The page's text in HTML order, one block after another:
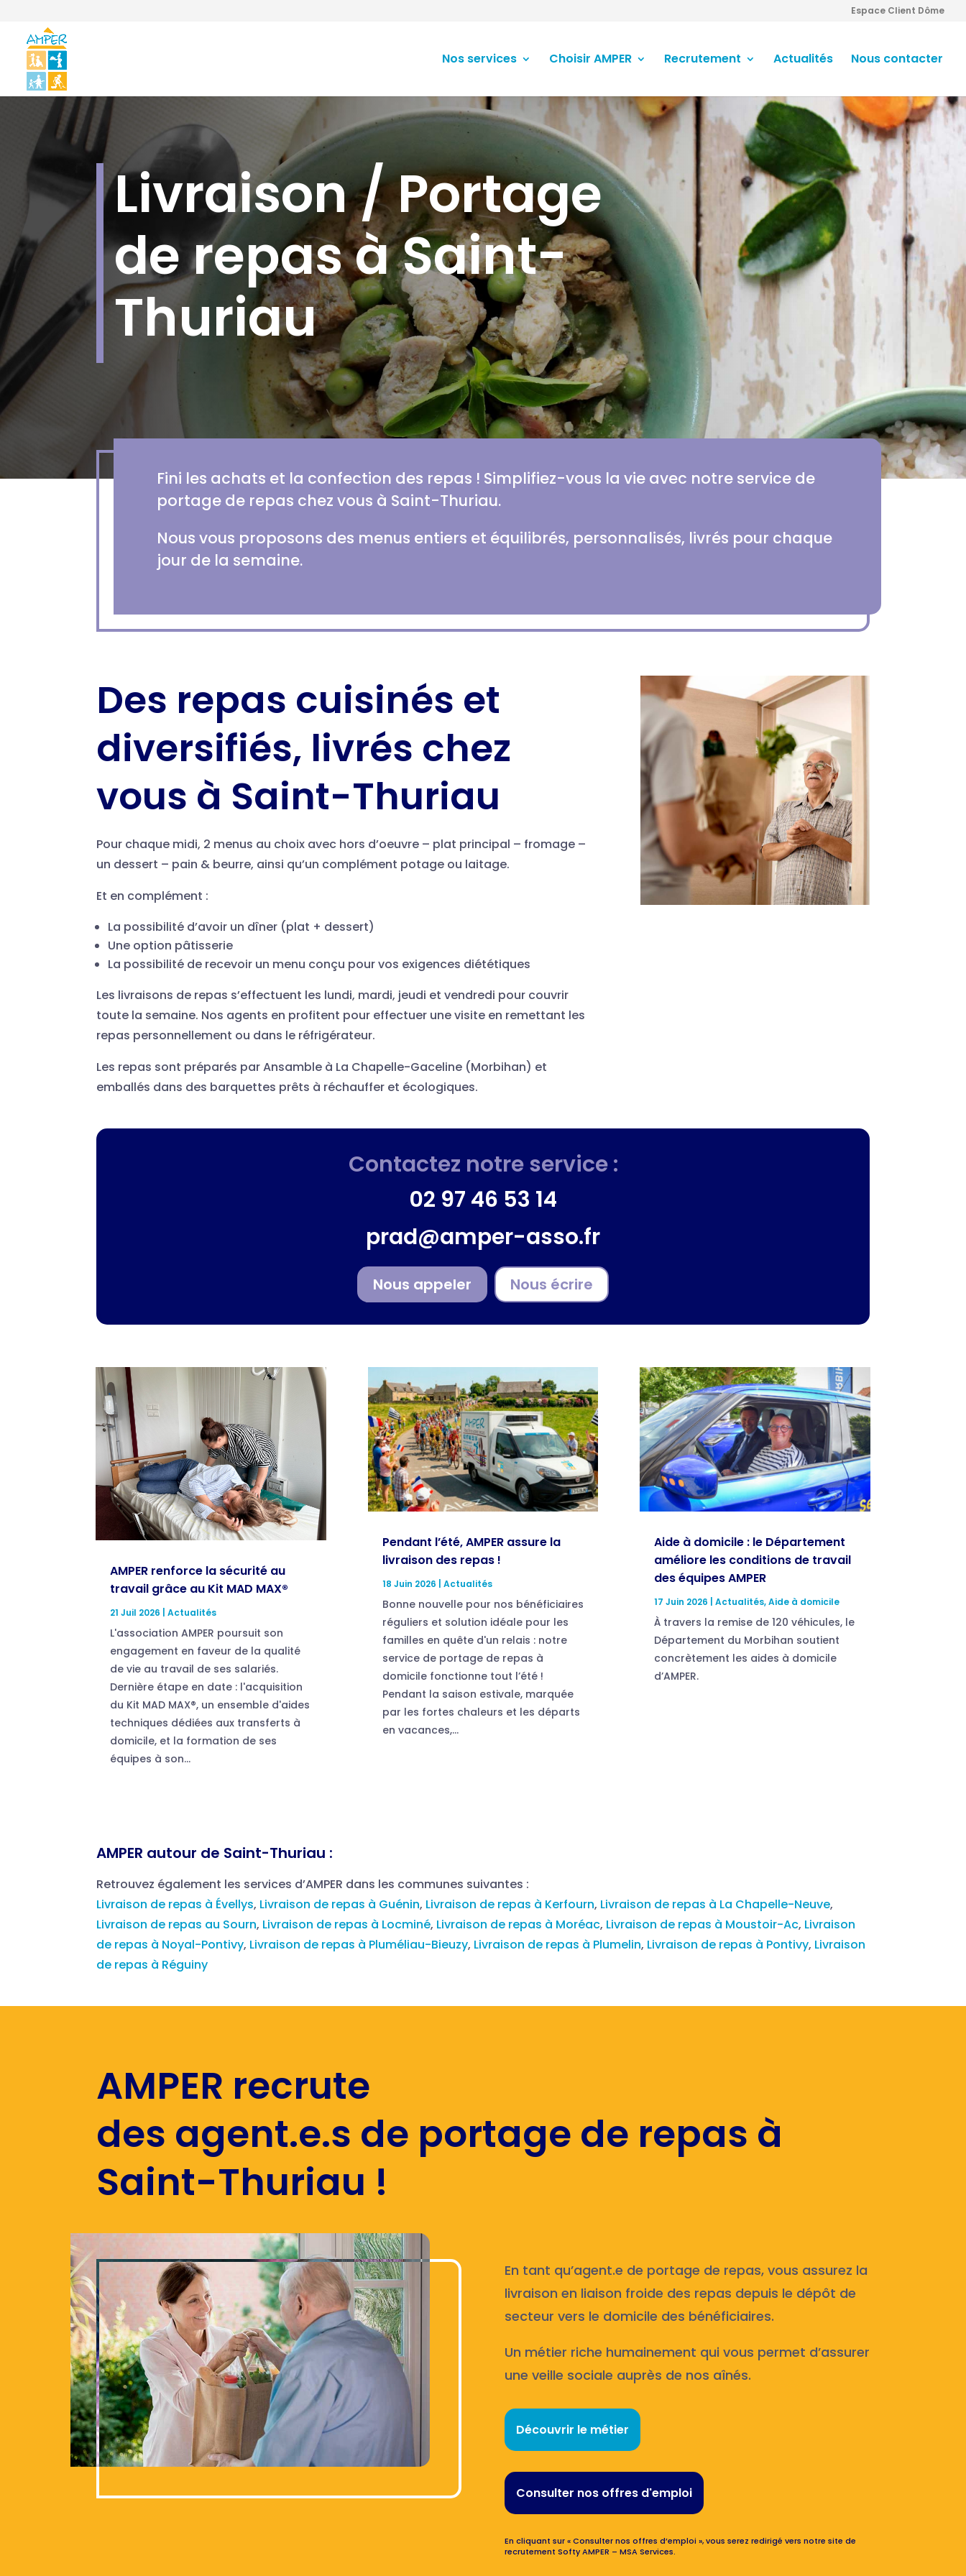
Espace Client Dôme
Nos services Choisir AMPER Recrutement Actualités Nous contacter
Livraison / Portage
de repas à Saint-
Thuriau
Fini les achats et la confection des repas ! Simplifiez-vous la vie avec notre service de
portage de repas chez vous à Saint-Thuriau.
Nous vous proposons des menus entiers et équilibrés, personnalisés, livrés pour chaque
jour de la semaine.
Des repas cuisinés et
diversifiés, livrés chez
vous à Saint-Thuriau
Pour chaque midi, 2 menus au choix avec hors d’oeuvre – plat principal – fromage –
un dessert – pain & beurre, ainsi qu’un complément potage ou laitage.
Et en complément :
La possibilité d’avoir un dîner (plat + dessert)
Une option pâtisserie
La possibilité de recevoir un menu conçu pour vos exigences diététiques
Les livraisons de repas s’effectuent les lundi, mardi, jeudi et vendredi pour couvrir
toute la semaine. Nos agents en profitent pour effectuer une visite en remettant les
repas personnellement ou dans le réfrigérateur.
Les repas sont préparés par Ansamble à La Chapelle-Gaceline (Morbihan) et
emballés dans des barquettes prêts à réchauffer et écologiques.
Contactez notre service :
02 97 46 53 14
prad@amper-asso.fr
Nous appeler Nous écrire
AMPER renforce la sécurité au
travail grâce au Kit MAD MAX®
21 Juil 2026 |Actualités
L'association AMPER poursuit son
engagement en faveur de la qualité
de vie au travail de ses salariés.
Dernière étape en date : l'acquisition
du Kit MAD MAX®, un ensemble d'aides
techniques dédiées aux transferts à
domicile, et la formation de ses
équipes à son...
Pendant l’été, AMPER assure la
livraison des repas !
18 Juin 2026 Actualités
Bonne nouvelle pour nos bénéficiaires
réguliers et solution idéale pour les
familles en quête d'un relais : notre
service de portage de repas à
domicile fonctionne tout l’été !
Pendant la saison estivale, marquée
par les fortes chaleurs et les départs
en vacances,...
Aide à domicile : le Département
améliore les conditions de travail
des équipes AMPER
17 Juin 2026 Actualités,Aide à domicile
À travers la remise de 120 véhicules, le
Département du Morbihan soutient
concrètement les aides à domicile
d’AMPER.
AMPER autour de Saint-Thuriau :
Retrouvez également les services d’AMPER dans les communes suivantes :
Livraison de repas à Évellys, Livraison de repas à Guénin, Livraison de repas à Kerfourn, Livraison de repas à La Chapelle-Neuve,
Livraison de repas au Sourn, Livraison de repas à Locminé, Livraison de repas à Moréac, Livraison de repas à Moustoir-Ac, Livraison
de repas à Noyal-Pontivy, Livraison de repas à Pluméliau-Bieuzy, Livraison de repas à Plumelin, Livraison de repas à Pontivy, Livraison
de repas à Réguiny
AMPER recrute
des agent.e.s de portage de repas à
Saint-Thuriau !
En tant qu’agent.e de portage de repas, vous assurez la
livraison en liaison froide des repas depuis le dépôt de
secteur vers le domicile des bénéficiaires.
Un métier riche humainement qui vous permet d’assurer
une veille sociale auprès de nos aînés.
Découvrir le métier
Consulter nos offres d'emploi
En cliquant sur « Consulter nos offres d’emploi », vous serez redirigé vers notre site de
recrutement Softy AMPER – MSA Services.